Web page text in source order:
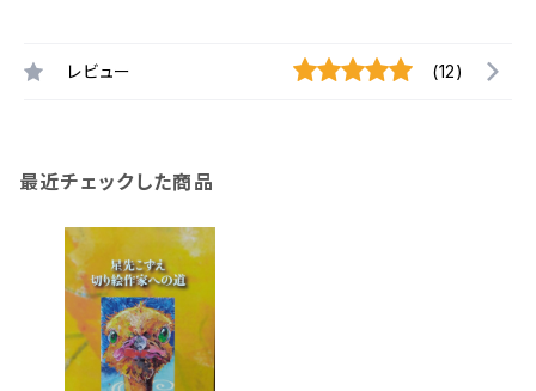
レビュー (12)
最近チェックした商品